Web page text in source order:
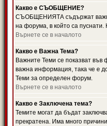
Какво е СЪОБЩЕНИЕ?
СЪОБЩЕНИЯТА съдържат
на форума, в който са
Върнете се в началото
Какво е Важна Тема?
Важните Теми се показват
важна информация, така че е
Теми за определен форум.
Върнете се в началото
Какво е Заключена тема?
Темите могат да бъдат
прекратена. Има много